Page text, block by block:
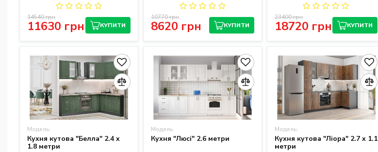
11630 грн
14540 грн
КУПИТИ
8620 грн
10770 грн
КУПИТИ
18720 грн
23400 грн
КУПИТИ
Модель:
Кухня кутова "Белла" 2.4 x
1.8 метри
Модель:
Кухня "Люсі" 2.6 метри
Модель:
Кухня кутова "Ліора" 2.7 x 1.1
метри